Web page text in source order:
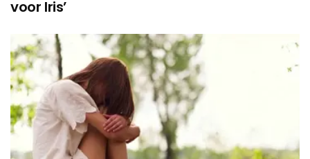
voor Iris’